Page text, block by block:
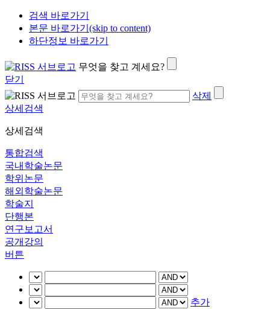
검색 바로가기
본문 바로가기(skip to content)
하단정보 바로가기
무엇을 찾고 계세요?
닫기
삭제
상세검색
상세검색
통합검색
국내학술논문
학위논문
해외학술논문
학술지
단행본
연구보고서
공개강의
버튼
추가